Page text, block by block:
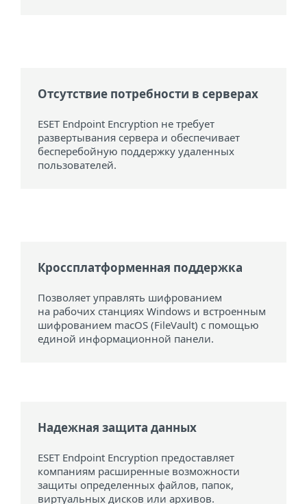
Отсутствие потребности в серверах
ESET Endpoint Encryption не требует
развертывания сервера и обеспечивает
бесперебойную поддержку удаленных
пользователей.
Кроссплатформенная поддержка
Позволяет управлять шифрованием
на рабочих станциях Windows и встроенным
шифрованием macOS (FileVault) с помощью
единой информационной панели.
Надежная защита данных
ESET Endpoint Encryption предоставляет
компаниям расширенные возможности
защиты определенных файлов, папок,
виртуальных дисков или архивов.